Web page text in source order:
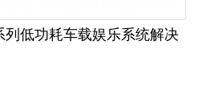
列低功耗车载娱乐系统解决